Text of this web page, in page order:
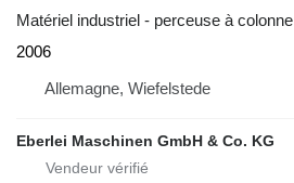
Matériel industriel - perceuse à colonne
2006
Allemagne, Wiefelstede
Eberlei Maschinen GmbH & Co. KG